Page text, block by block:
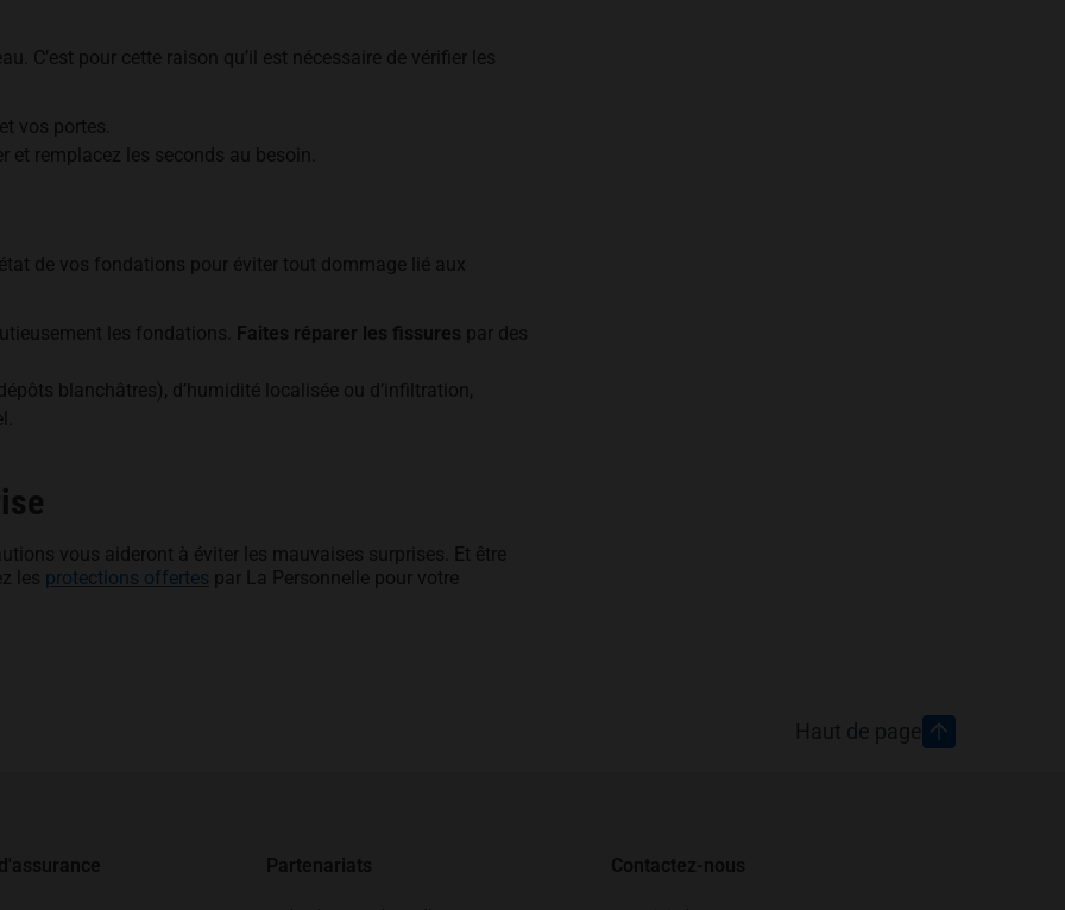
C’est pour cette raison qu’il est nécessaire de vérifier les
vos portes.
et remplacez les seconds au besoin.
de vos fondations pour éviter tout dommage lié aux
les fondations. Faites réparer les fissures par des
blanchâtres), d’humidité localisée ou d’infiltration,
vous aideront à éviter les mauvaises surprises. Et être
les protections offertes par La Personnelle pour votre
Haut de page